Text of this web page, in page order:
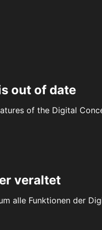
out of date
of the Digital
veraltet
alle Funktionen der